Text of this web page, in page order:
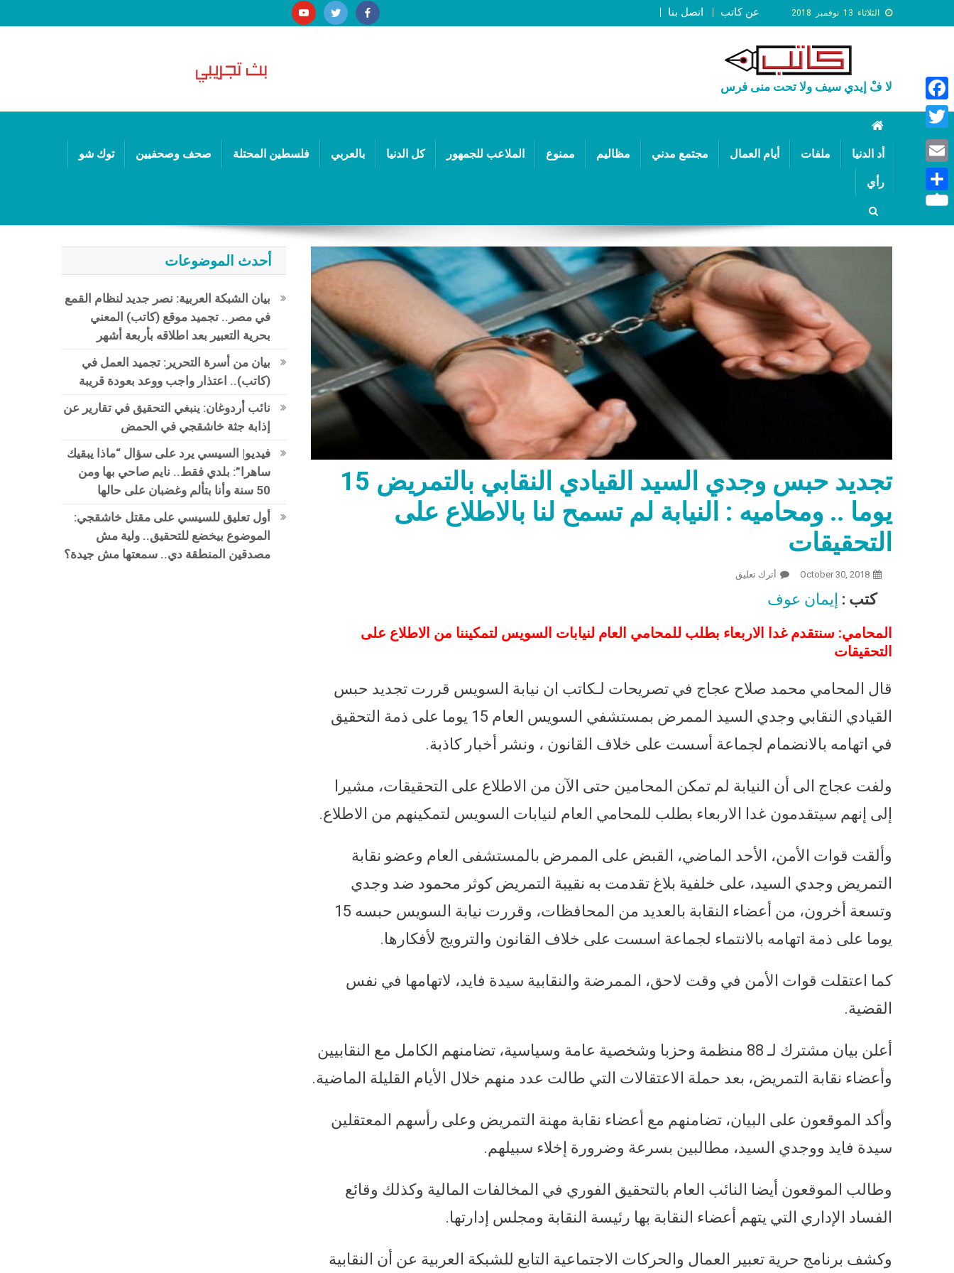
الثلاثاء 13 نوفمبر 2018 اتصل بنا عن كاتب
لا فْ إيدي سيف ولا تحت منى فرس
أد الدنيا ملفات أيام العمال مجتمع مدني مظاليم ممنوع الملاعب للجمهور كل الدنيا بالعربي فلسطين المحتلة صحف وصحفيين توك شو
رأي
تجديد حبس وجدي السيد القيادي النقابي بالتمريض 15
يوما .. ومحاميه : النيابة لم تسمح لنا بالاطلاع على
التحقيقات
October 30, 2018 أترك تعليق
كتب : إيمان عوف
المحامي: سنتقدم غدا الاربعاء بطلب للمحامي العام لنيابات السويس لتمكيننا من الاطلاع على
التحقيقات
قال المحامي محمد صلاح عجاج في تصريحات لـكاتب ان نيابة السويس قررت تجديد حبس
القيادي النقابي وجدي السيد الممرض بمستشفي السويس العام 15 يوما على ذمة التحقيق
في اتهامه بالانضمام لجماعة أسست على خلاف القانون ، ونشر أخبار كاذبة.
ولفت عجاج الى أن النيابة لم تمكن المحامين حتى الآن من الاطلاع على التحقيقات، مشيرا
إلى إنهم سيتقدمون غدا الاربعاء بطلب للمحامي العام لنيابات السويس لتمكينهم من الاطلاع.
وألقت قوات الأمن، الأحد الماضي، القبض على الممرض بالمستشفى العام وعضو نقابة
التمريض وجدي السيد، على خلفية بلاغ تقدمت به نقيبة التمريض كوثر محمود ضد وجدي
وتسعة أخرون، من أعضاء النقابة بالعديد من المحافظات، وقررت نيابة السويس حبسه 15
يوما على ذمة اتهامه بالانتماء لجماعة اسست على خلاف القانون والترويج لأفكارها.
كما اعتقلت قوات الأمن في وقت لاحق، الممرضة والنقابية سيدة فايد، لاتهامها في نفس
القضية.
أعلن بيان مشترك لـ 88 منظمة وحزبا وشخصية عامة وسياسية، تضامنهم الكامل مع النقابيين
وأعضاء نقابة التمريض، بعد حملة الاعتقالات التي طالت عدد منهم خلال الأيام القليلة الماضية.
وأكد الموقعون على البيان، تضامنهم مع أعضاء نقابة مهنة التمريض وعلى رأسهم المعتقلين
سيدة فايد ووجدي السيد، مطالبين بسرعة وضرورة إخلاء سبيلهم.
وطالب الموقعون أيضا النائب العام بالتحقيق الفوري في المخالفات المالية وكذلك وقائع
الفساد الإداري التي يتهم أعضاء النقابة بها رئيسة النقابة ومجلس إدارتها.
وكشف برنامج حرية تعبير العمال والحركات الاجتماعية التابع للشبكة العربية عن أن النقابية
أحدث الموضوعات
بيان الشبكة العربية: نصر جديد لنظام القمع
في مصر.. تجميد موقع (كاتب) المعني
بحرية التعبير بعد اطلاقه بأربعة أشهر
بيان من أسرة التحرير: تجميد العمل في
(كاتب).. اعتذار واجب ووعد بعودة قريبة
نائب أردوغان: ينبغي التحقيق في تقارير عن
إذابة جثة خاشقجي في الحمض
فيديو| السيسي يرد على سؤال “ماذا يبقيك
ساهرا”: بلدي فقط.. نايم صاحي بها ومن
50 سنة وأنا بتألم وغضبان على حالها
أول تعليق للسيسي على مقتل خاشقجي:
الموضوع بيخضع للتحقيق.. ولية مش
مصدقين المنطقة دي.. سمعتها مش جيدة؟
Email
Share